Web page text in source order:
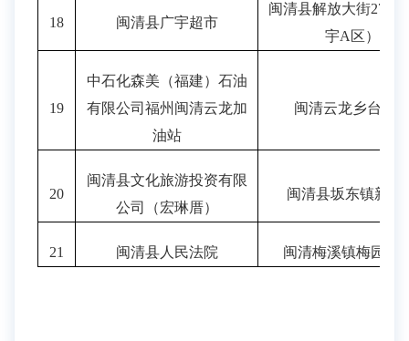
18 闽清县广宇超市
闽清县解放大街270
宇A区）
19
中石化森美（福建）石油
有限公司福州闽清云龙加
油站
闽清云龙乡台鼎
20
闽清县文化旅游投资有限
公司（宏琳厝）
闽清县坂东镇新壶
21 闽清县人民法院 闽清梅溪镇梅园路